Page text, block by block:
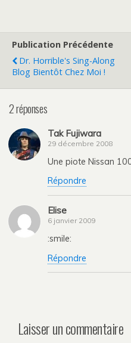
Publication Précédente
Dr. Horrible's Sing-Along
Blog Bientôt Chez Moi !
2 réponses
Tak Fujiwara
29 décembre 2008
Une piote Nissan
Répondre
Elise
6 janvier 2009
:smile:
Répondre
Laisser un commentaire